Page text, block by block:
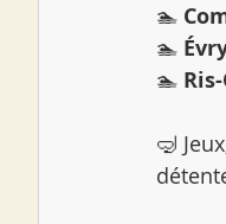
🏊
🏊
🏊
🤿